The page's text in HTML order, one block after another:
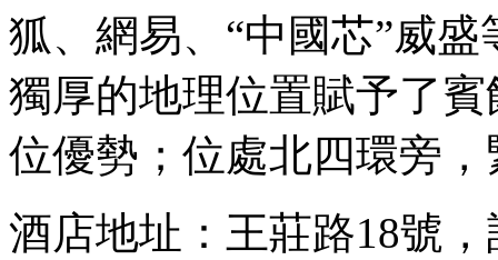
狐、網易、“中國芯”威
獨厚的地理位置賦予了
位優勢；位處北四環旁，
酒店地址：王莊路18號